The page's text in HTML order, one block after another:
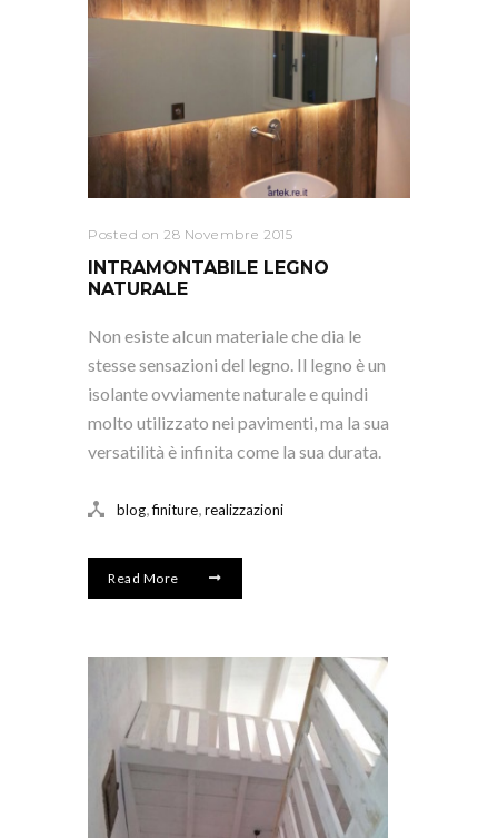
Posted on 28 Novembre 2015
INTRAMONTABILE LEGNO
NATURALE
Non esiste alcun materiale che dia le
stesse sensazioni del legno. Il legno è un
isolante ovviamente naturale e quindi
molto utilizzato nei pavimenti, ma la sua
versatilità è infinita come la sua durata.
blog ,finiture realizzazioni
Read More